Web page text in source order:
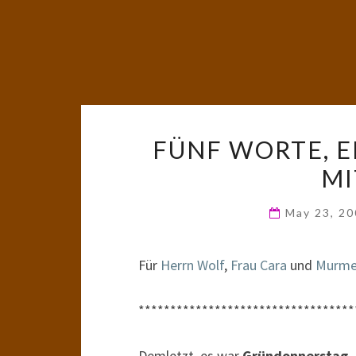
FÜNF WORTE,
May 23,
Für Herrn Wolf, Frau Cara und